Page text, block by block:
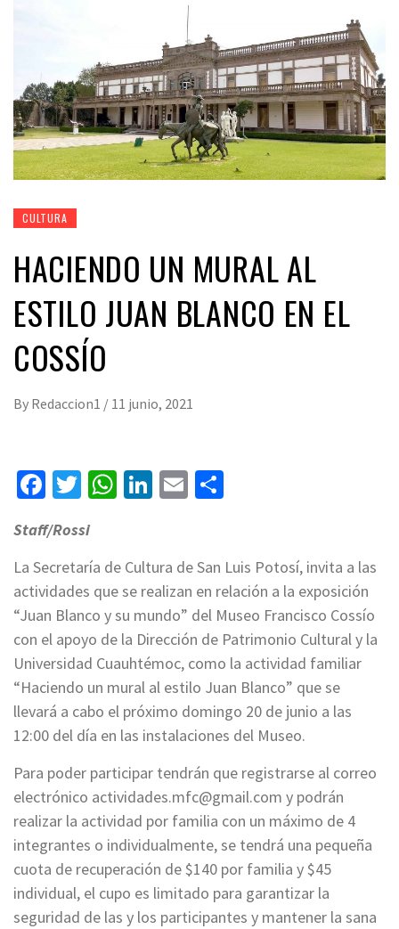
CULTURA
HACIENDO UN MURAL AL
ESTILO JUAN BLANCO EN EL
COSSÍO
By Redaccion1 / 11 junio, 2021
Facebook
Twitter
WhatsApp
LinkedIn
Email
Staff/Rossi
La Secretaría de Cultura de San Luis Potosí, invita a las
actividades que se realizan en relación a la exposición
“Juan Blanco y su mundo” del Museo Francisco Cossío
con el apoyo de la Dirección de Patrimonio Cultural y la
Universidad Cuauhtémoc, como la actividad familiar
“Haciendo un mural al estilo Juan Blanco” que se
llevará a cabo el próximo domingo 20 de junio a las
12:00 del día en las instalaciones del Museo.
Para poder participar tendrán que registrarse al correo
electrónico actividades.mfc@gmail.com y podrán
realizar la actividad por familia con un máximo de 4
integrantes o individualmente, se tendrá una pequeña
cuota de recuperación de $140 por familia y $45
individual, el cupo es limitado para garantizar la
seguridad de las y los participantes y mantener la sana